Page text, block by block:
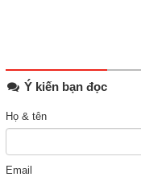
Ý kiến bạn đọc
Họ & tên
Email